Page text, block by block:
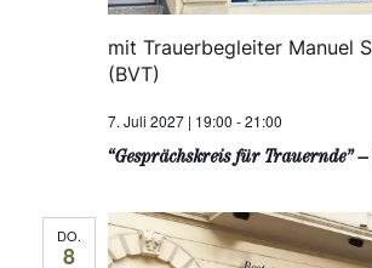
7. Juli 2027 | 19:00 -21:00
“Gesprächskreis für Trauernde”
mit Trauerbegleiter Manuel
(BVT)
DO.
8